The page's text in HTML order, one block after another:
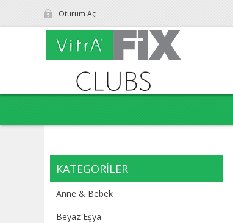
Oturum Aç
KATEGORILER
Anne & Bebek
Beyaz Eşya